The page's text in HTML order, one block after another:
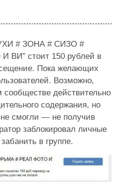
# ЗОНА # СИЗО #
стоит 150 рублей в
Пока желающих
Возможно,
сообществе действительно
содержания, но
смогли — не получив
заблокировал личные
в группе.